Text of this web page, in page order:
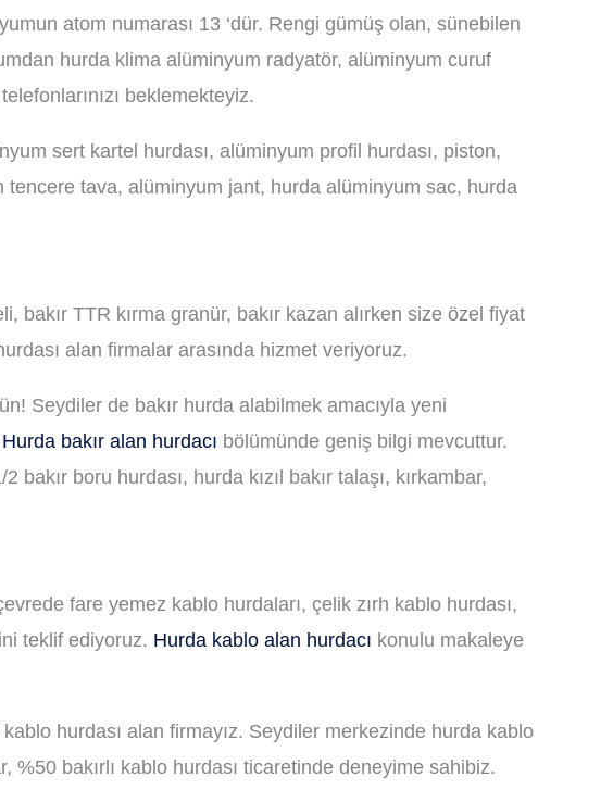
atom numarası 13 ‘dür. Rengi gümüş olan, sünebilen
hurda klima alüminyum radyatör, alüminyum curuf
beklemekteyiz.
sert kartel hurdası, alüminyum profil hurdası, piston,
tencere tava, alüminyum jant, hurda alüminyum sac, hurda
bakır TTR kırma granür, bakır kazan alırken size özel fiyat
alan firmalar arasında hizmet veriyoruz.
Seydiler de bakır hurda alabilmek amacıyla yeni
Hurda bakır alan hurdacı bölümünde geniş bilgi mevcuttur.
boru hurdası, hurda kızıl bakır talaşı, kırkambar,
fare yemez kablo hurdaları, çelik zırh kablo hurdası,
teklif ediyoruz. Hurda kablo alan hurdacı konulu makaleye
hurdası alan firmayız. Seydiler merkezinde hurda kablo
%50 bakırlı kablo hurdası ticaretinde deneyime sahibiz.